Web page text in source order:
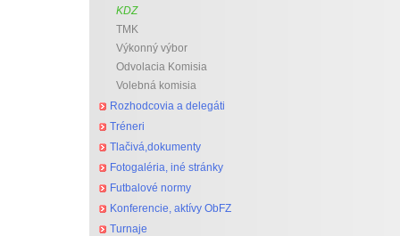
KDZ
TMK
Výkonný výbor
Odvolacia Komisia
Volebná komisia
Rozhodcovia a delegáti
Tréneri
Tlačivá,dokumenty
Fotogaléria, iné stránky
Futbalové normy
Konferencie, aktívy ObFZ
Turnaje